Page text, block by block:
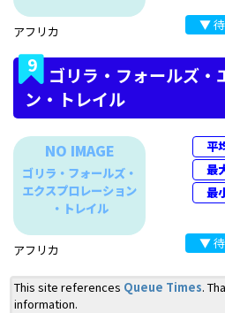
アフリカ ▼ 待
9 ゴリラ・フォールズ・
ン・トレイル
NO IMAGE
ゴリラ・フォールズ・
エクスプロレーション
・トレイル
アフリカ
平
最
最
▼ 待
This site references Queue Times.
information.